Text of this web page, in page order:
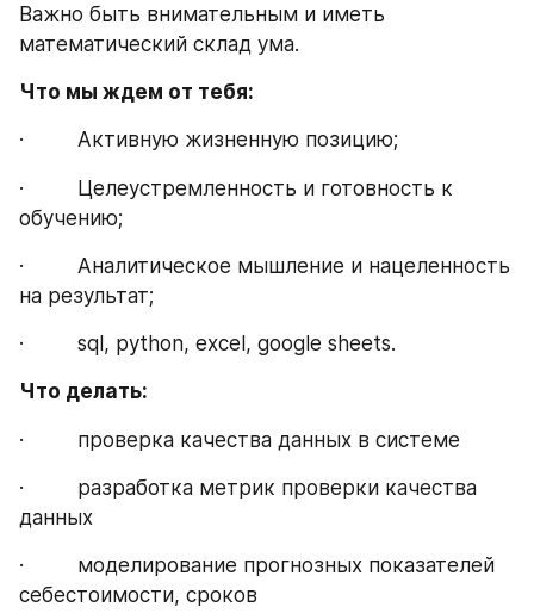
Важно быть внимательным и иметь
математический склад ума.
Что мы ждем от тебя:
·         Активную жизненную позицию;
·         Целеустремленность и готовность к
обучению;
·         Аналитическое мышление и нацеленность
на результат;
·         sql, python, excel, google sheets.
Что делать:
·         проверка качества данных в системе
·         разработка метрик проверки качества
данных
·         моделирование прогнозных показателей
себестоимости, сроков